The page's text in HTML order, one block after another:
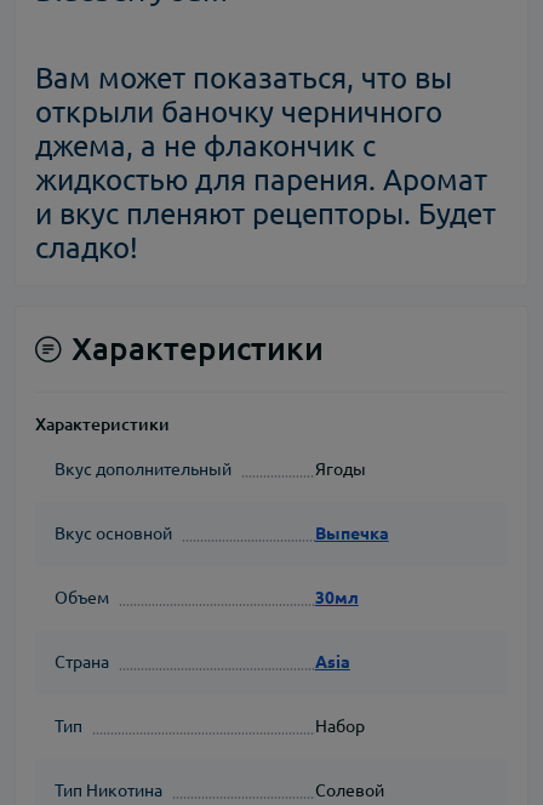
Вам может показаться, что вы
открыли баночку черничного
джема, а не флакончик с
жидкостью для парения. Аромат
и вкус пленяют рецепторы. Будет
сладко!
Характеристики
Характеристики
Вкус дополнительный Ягоды
Вкус основной Выпечка
Объем 30мл
Страна Asia
Тип Набор
Тип Никотина Солевой